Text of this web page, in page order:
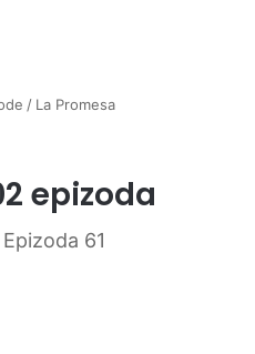
/ La Promesa
epizoda
61